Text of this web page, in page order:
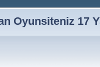
Oyunsiteniz 17